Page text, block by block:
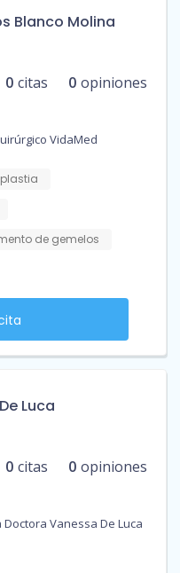
Blanco Molina
0 citas 0 opiniones
VidaMed
de gemelos
Luca
0 citas 0 opiniones
Vanessa De Luca